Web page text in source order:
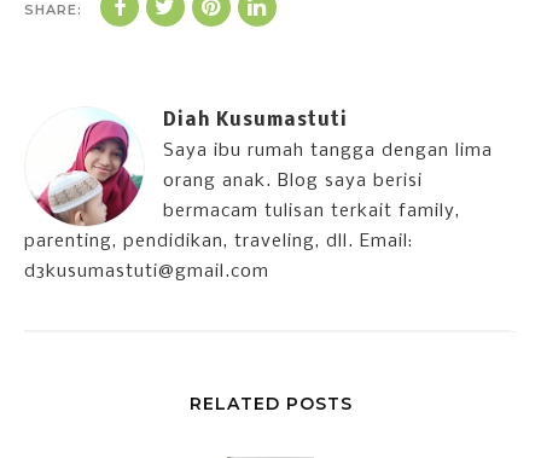
SHARE:
Diah Kusumastuti
Saya ibu rumah tangga dengan lima
orang anak. Blog saya berisi
bermacam tulisan terkait family,
parenting, pendidikan, traveling, dll. Email:
d3kusumastuti@gmail.com
RELATED POSTS